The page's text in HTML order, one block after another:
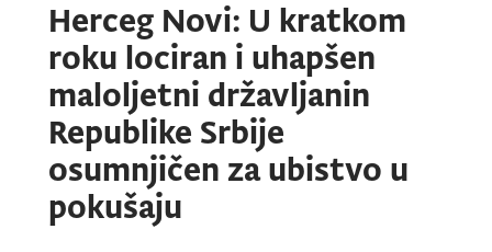
Herceg Novi: U kratkom
roku lociran i uhapšen
maloljetni državljanin
Republike Srbije
osumnjičen za ubistvo u
pokušaju